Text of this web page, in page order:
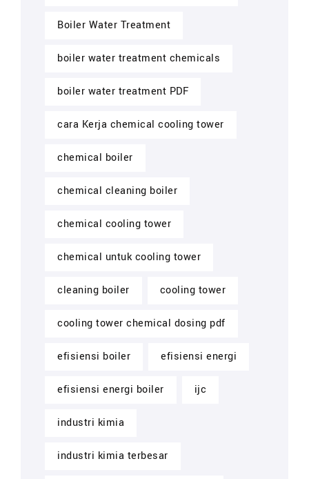
Boiler Water Treatment
boiler water treatment chemicals
boiler water treatment PDF
cara Kerja chemical cooling tower
chemical boiler
chemical cleaning boiler
chemical cooling tower
chemical untuk cooling tower
cleaning boiler cooling tower
cooling tower chemical dosing pdf
efisiensi boiler efisiensi energi
efisiensi energi boiler ijc
industri kimia
industri kimia terbesar